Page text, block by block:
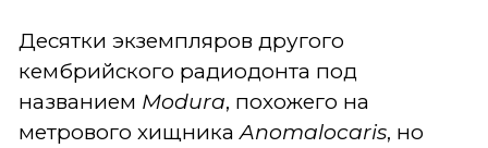
Десятки экземпляров другого
кембрийского радиодонта под
названием Modura, похожего на
метрового хищникаAnomalocaris, но